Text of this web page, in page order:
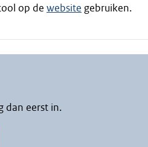
op de website gebruiken.
dan eerst in.